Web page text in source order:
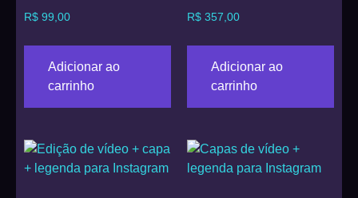
R$ 99,00
Adicionar ao
carrinho
R$ 357,00
Adicionar ao
carrinho